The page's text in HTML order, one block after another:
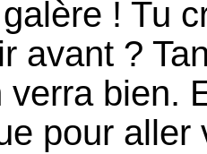
! Tu
avant ?
verra bien.
pour aller